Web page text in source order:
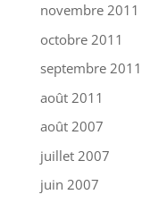
novembre 2011
octobre 2011
septembre 2011
août 2011
août 2007
juillet 2007
juin 2007